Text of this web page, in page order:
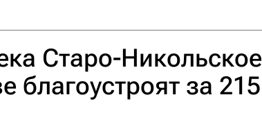
Старо-Никольское
благоустроят за 215